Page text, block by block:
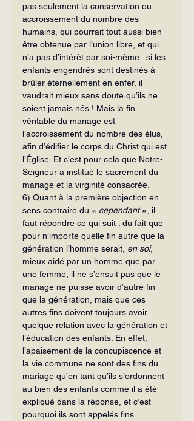
pas seulement la conservation ou
accroissement du nombre des
humains, qui pour­rait tout aussi bien
être obtenue par l’union libre, et qui
n’a pas d’intérêt par soi-même : si les
enfants engendrés sont destinés à
brûler éternellement en enfer, il
vaudrait mieux sans doute qu’ils ne
soient jamais nés ! Mais la fin
véritable du mariage est
l’accroissement du nombre des élus,
afin d’édifier le corps du Christ qui est
l’Église. Et c’est pour cela que Notre-
Seigneur a institué le sacrement du
mariage et la virginité consacrée.
6) Quant à la première objection en
sens contraire du « cependant », il
faut répondre ce qui suit : du fait que
pour n’importe quelle fin autre que la
généra­tion l’homme serait, en soi,
mieux aidé par un homme que par
une femme, il ne s’ensuit pas que le
mariage ne puisse avoir d’autre fin
que la génération, mais que ces
autres fins doivent toujours avoir
quelque relation avec la génération et
l’éducation des enfants. En effet,
l’apaisement de la concupiscence et
la vie commune ne sont des fins du
mariage qu’en tant qu’ils s’ordonnent
au bien des enfants comme il a été
expliqué dans la réponse, et c’est
pourquoi ils sont appe­lés fins